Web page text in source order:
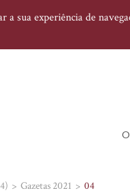
sua experiência de
Gazetas 2021 04